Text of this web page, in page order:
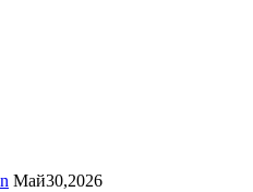
Май30,2026